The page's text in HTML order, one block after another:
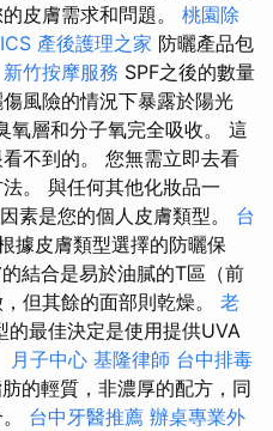
皮膚需求和問題。 桃園除
產後護理之家 防曬產品包
新竹按摩服務 SPF之後的數量
風險的情況下暴露於陽光
氧層和分子氧完全吸收。 這
不到的。 您無需立即去看
。 與任何其他化妝品一
素是您的個人皮膚類型。 台
據皮膚類型選擇的防曬保
結合是易於油膩的T區（前
但其餘的面部則乾燥。 老
的最佳決定是使用提供UVA
月子中心 基隆律師 台中排毒
的輕質，非濃厚的配方，同
台中牙醫推薦 辦桌專業外